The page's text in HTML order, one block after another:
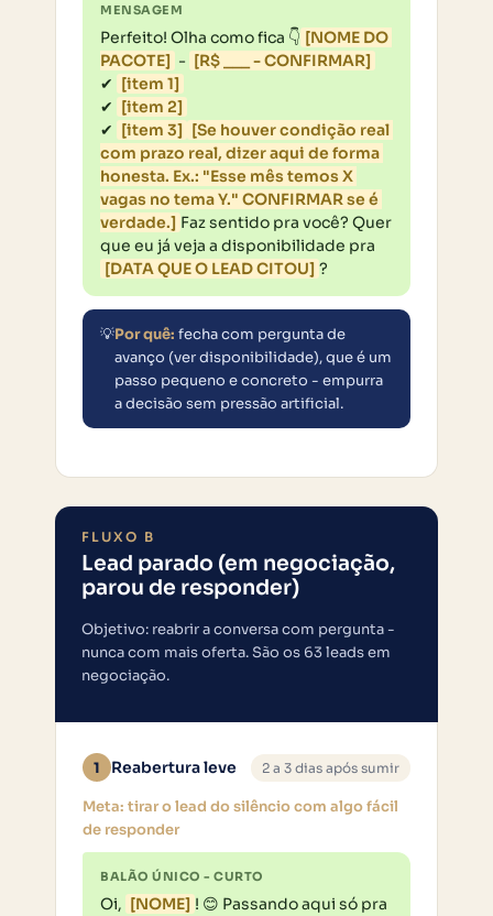
MENSAGEM
Perfeito! Olha como fica 👇 [NOME DO
PACOTE] - [R$ ___ - CONFIRMAR]
✔ [item 1]
✔ [item 2]
✔ [item 3] [Se houver condição real
com prazo real, dizer aqui de forma
honesta. Ex.: "Esse mês temos X
vagas no tema Y." CONFIRMAR se é
verdade.] Faz sentido pra você? Quer
[DATA QUE O LEAD CITOU] ?
💡Por quê: fecha com pergunta de
avanço (ver disponibilidade), que é um
passo pequeno e concreto - empurra
a decisão sem pressão artificial.
FLUXO B
Lead parado (em negociação,
parou de responder)
Objetivo: reabrir a conversa com pergunta -
nunca com mais oferta. São os 63 leads em
negociação.
1 Reabertura leve 2 a 3 dias após sumir
Meta: tirar o lead do silêncio com algo fácil
de responder
BALÃO ÚNICO - CURTO
Oi, [NOME] ! 😊 Passando aqui só pra